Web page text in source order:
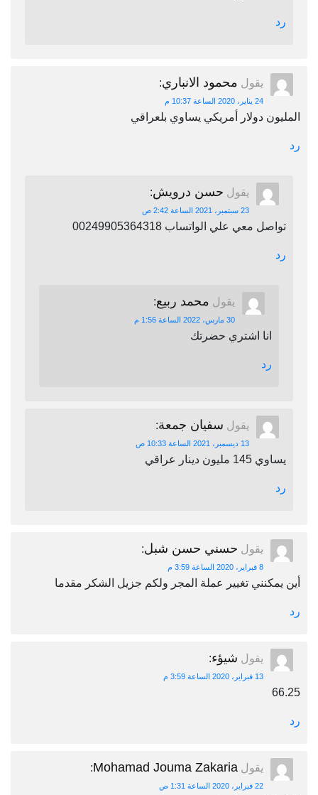
رد
يقول محمود الانباري:
24 يناير، 2020 الساعة 10:37 م
المليون دولار أمريكي يساوي بلعراقي
رد
يقول حسن درويش:
23 سبتمبر، 2021 الساعة 2:42 ص
تواصل معي علي الواتساب 00249905364318
رد
يقول محمد ربيع:
30 مارس، 2022 الساعة 1:56 م
انا اشتري حضرتك
رد
يقول سفيان جمعة:
13 ديسمبر، 2021 الساعة 10:33 ص
يساوي 145 مليون دينار عراقي
رد
يقول حسني حسن شبل:
8 فبراير، 2020 الساعة 3:59 م
أين يمكنني تغيير عملة المجر ولكم جزيل الشكر مقدما
رد
يقول شيؤء:
13 فبراير، 2020 الساعة 3:59 م
66.25
رد
يقول Mohamad Jouma Zakaria
:
22 فبراير، 2020 الساعة 1:31 ص